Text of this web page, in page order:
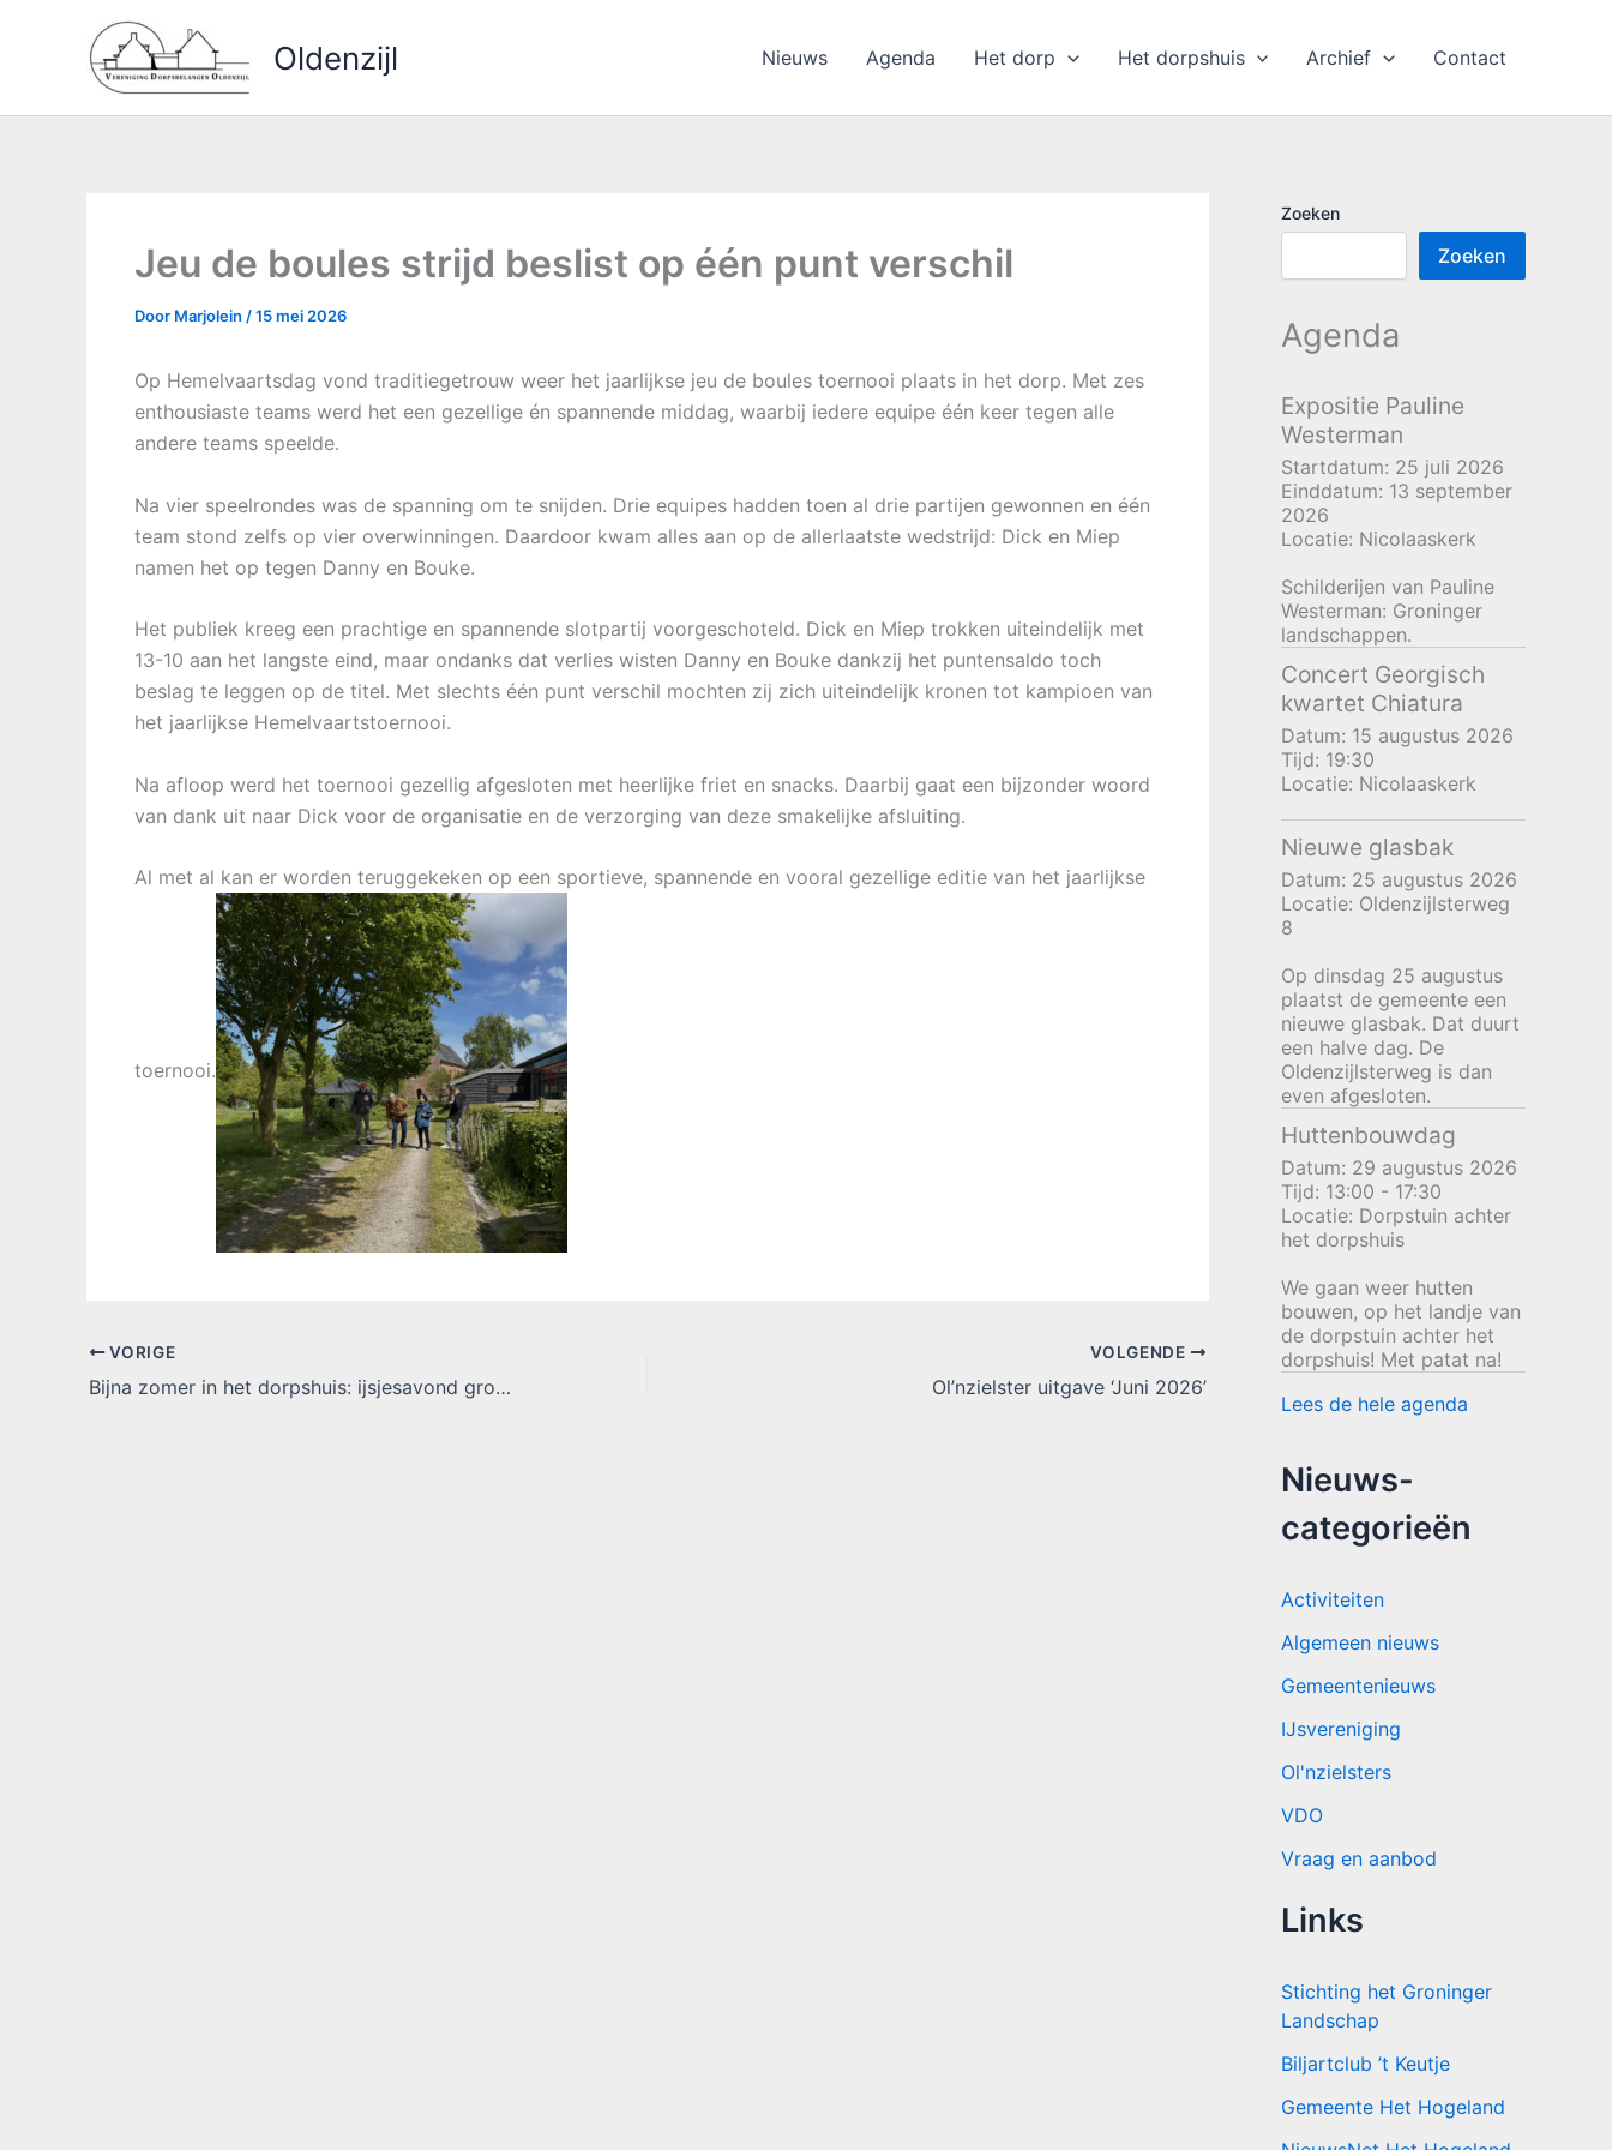
Oldenzijl Nieuws Agenda Het dorp Het dorpshuis Archief Contact
Jeu de boules strijd beslist op één punt verschil
Door Marjolein /15 mei 2026
Op Hemelvaartsdag vond traditiegetrouw weer het jaarlijkse jeu de boules toernooi plaats in het dorp. Met zes
enthousiaste teams werd het een gezellige én spannende middag, waarbij iedere equipe één keer tegen alle
andere teams speelde.
Na vier speelrondes was de spanning om te snijden. Drie equipes hadden toen al drie partijen gewonnen en één
team stond zelfs op vier overwinningen. Daardoor kwam alles aan op de allerlaatste wedstrijd: Dick en Miep
namen het op tegen Danny en Bouke.
Het publiek kreeg een prachtige en spannende slotpartij voorgeschoteld. Dick en Miep trokken uiteindelijk met
13-10 aan het langste eind, maar ondanks dat verlies wisten Danny en Bouke dankzij het puntensaldo toch
beslag te leggen op de titel. Met slechts één punt verschil mochten zij zich uiteindelijk kronen tot kampioen van
het jaarlijkse Hemelvaartstoernooi.
Na afloop werd het toernooi gezellig afgesloten met heerlijke friet en snacks. Daarbij gaat een bijzonder woord
van dank uit naar Dick voor de organisatie en de verzorging van deze smakelijke afsluiting.
Al met al kan er worden teruggekeken op een sportieve, spannende en vooral gezellige editie van het jaarlijkse
toernooi.
VORIGE
Bijna zomer in het dorpshuis: ijsjesavond groot succes
VOLGENDE
Ol’nzielster uitgave ‘Juni 2026’
Zoeken
Zoeken
Agenda
Expositie Pauline
Westerman
Startdatum: 25 juli 2026
Einddatum: 13 september
2026
Locatie: Nicolaaskerk
Schilderijen van Pauline
Westerman: Groninger
landschappen.
Concert Georgisch
kwartet Chiatura
Datum: 15 augustus 2026
Tijd: 19:30
Locatie: Nicolaaskerk
Nieuwe glasbak
Datum: 25 augustus 2026
Locatie: Oldenzijlsterweg
8
Op dinsdag 25 augustus
plaatst de gemeente een
nieuwe glasbak. Dat duurt
een halve dag. De
Oldenzijlsterweg is dan
even afgesloten.
Huttenbouwdag
Datum: 29 augustus 2026
Tijd: 13:00 - 17:30
Locatie: Dorpstuin achter
het dorpshuis
We gaan weer hutten
bouwen, op het landje van
de dorpstuin achter het
dorpshuis! Met patat na!
Lees de hele agenda
Nieuws-
categorieën
Activiteiten
Algemeen nieuws
Gemeentenieuws
IJsvereniging
Ol'nzielsters
VDO
Vraag en aanbod
Links
Stichting het Groninger
Landschap
Biljartclub ’t Keutje
Gemeente Het Hogeland